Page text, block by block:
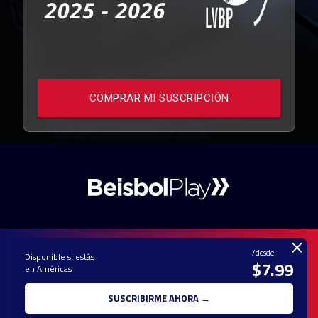
COMPRAR MI SUSCRIPCIÓN
PAUTA CON
TÉRMINOS Y
CONDICIONES
© 2025 TODOS LOS DERECHOS RESERVADOS - UNA MARCA REGISTRADA
Disponible si estás
en Américas
/desde
$7.99
SUSCRIBIRME AHORA →
×